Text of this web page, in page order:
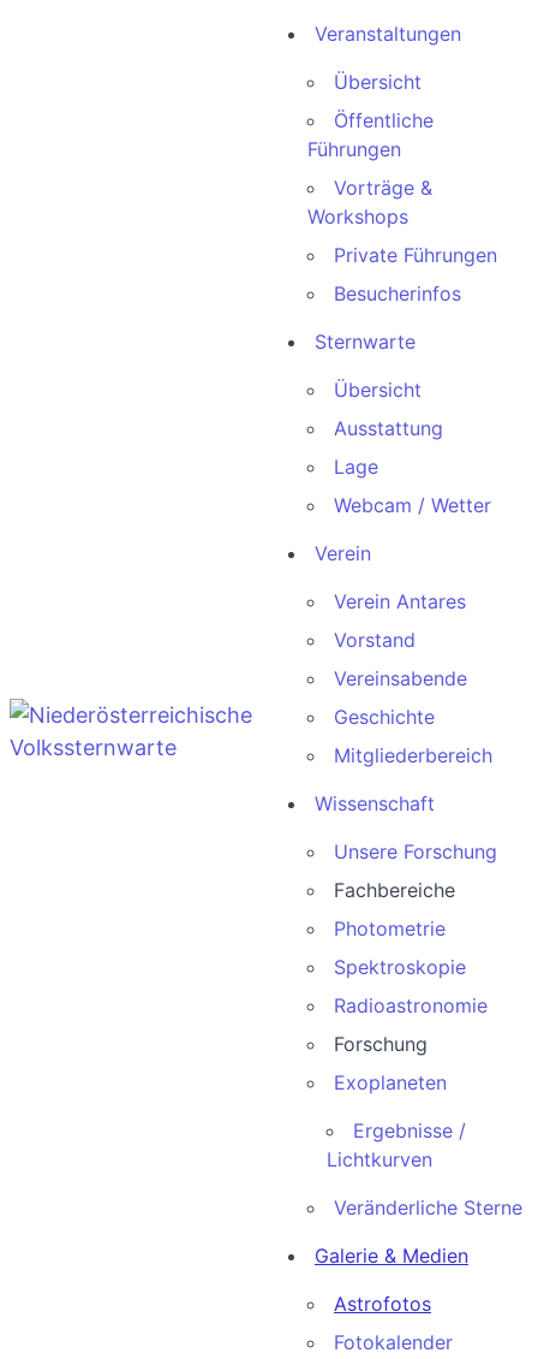
Veranstaltungen
Übersicht
Öffentliche
Führungen
Vorträge &
Workshops
Private Führungen
Besucherinfos
Sternwarte
Übersicht
Ausstattung
Lage
Webcam / Wetter
Verein
Verein Antares
Vorstand
Vereinsabende
Geschichte
Mitgliederbereich
Wissenschaft
Unsere Forschung
Fachbereiche
Photometrie
Spektroskopie
Radioastronomie
Forschung
Exoplaneten
Ergebnisse /
Lichtkurven
Veränderliche Sterne
Galerie & Medien
Astrofotos
Fotokalender